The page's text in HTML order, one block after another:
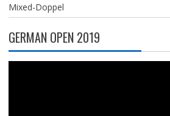
Mixed-Doppel
GERMAN OPEN 2019